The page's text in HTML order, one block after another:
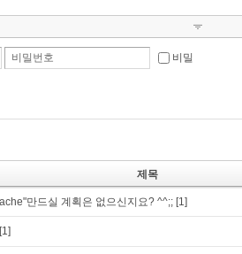
비밀번호 비밀
제목
만드실 계획은 없으신지요? ^^;; [1]
[1]